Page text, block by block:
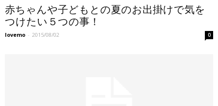
赤ちゃんや子どもとの夏のお出掛けで気を
つけたい５つの事！
lovemo - 2015/08/02 0